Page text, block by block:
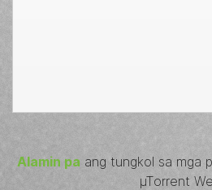
Alamin pa ang tungkol sa mga
µTorrent